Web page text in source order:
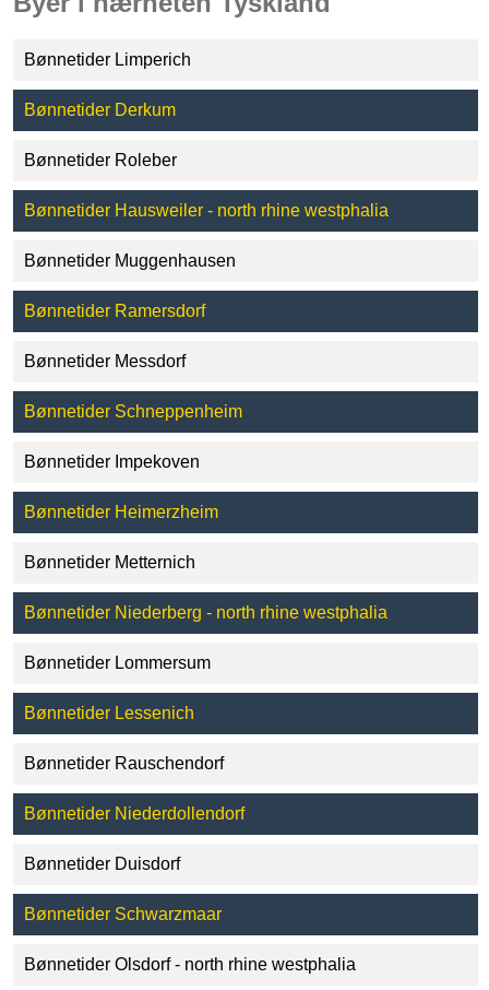
Bønnetider Limperich
Bønnetider Derkum
Bønnetider Roleber
Bønnetider Hausweiler - north rhine westphalia
Bønnetider Muggenhausen
Bønnetider Ramersdorf
Bønnetider Messdorf
Bønnetider Schneppenheim
Bønnetider Impekoven
Bønnetider Heimerzheim
Bønnetider Metternich
Bønnetider Niederberg - north rhine westphalia
Bønnetider Lommersum
Bønnetider Lessenich
Bønnetider Rauschendorf
Bønnetider Niederdollendorf
Bønnetider Duisdorf
Bønnetider Schwarzmaar
Bønnetider Olsdorf - north rhine westphalia